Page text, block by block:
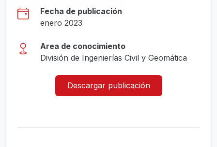
Fecha de publicación
enero 2023
Area de conocimiento
División de Ingenierías Civil y Geomática
Descargar publicación